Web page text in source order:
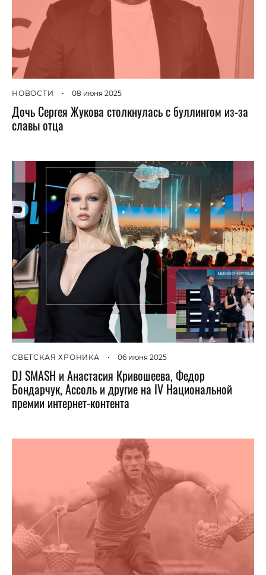
НОВОСТИ • 08 июня 2025
Дочь Сергея Жукова столкнулась с буллингом из-за
славы отца
СВЕТСКАЯ ХРОНИКА • 06 июня 2025
DJ SMASH и Анастасия Кривошеева, Федор
Бондарчук, Ассоль и другие на IV Национальной
премии интернет-контента